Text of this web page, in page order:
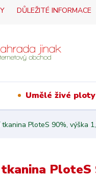
DŮLEŽITÉ INFORMACE
Umělé živé ploty
PloteS 90%, výška
PloteS